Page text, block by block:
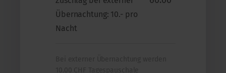
Übernachtung: 10.- pro
Nacht